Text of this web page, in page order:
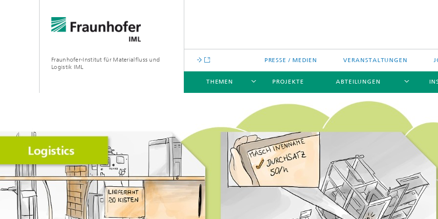
Fraunhofer-Institut für Materialfluss und
Logistik IML
PRESSE / MEDIEN VERANSTALTUNGEN
THEMEN PROJEKTE ABTEILUNGEN